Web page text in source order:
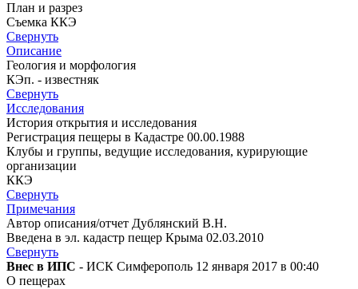
План и разрез
Съемка ККЭ
Свернуть
Описание
Геология и морфология
КЭп. - известняк
Свернуть
Исследования
История открытия и исследования
Регистрация пещеры в Кадастре 00.00.1988
Клубы и группы, ведущие исследования, курирующие
организации
ККЭ
Свернуть
Примечания
Автор описания/отчет Дублянский В.Н.
Введена в эл. кадастр пещер Крыма 02.03.2010
Свернуть
Внес в ИПС - ИСК Симферополь 12 января 2017 в 00:40
О пещерах